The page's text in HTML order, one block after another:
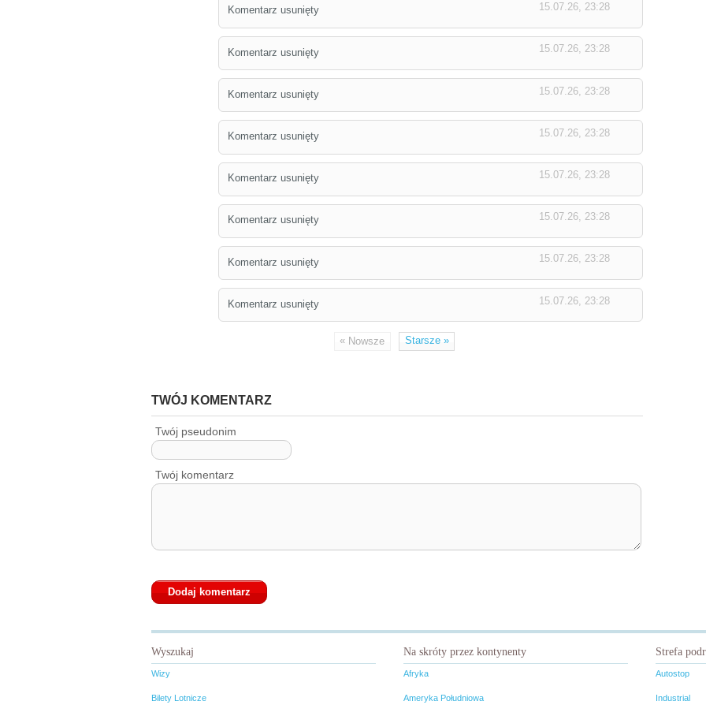
15.07.26, 23:28
Komentarz usunięty
15.07.26, 23:28
Komentarz usunięty
15.07.26, 23:28
Komentarz usunięty
15.07.26, 23:28
Komentarz usunięty
15.07.26, 23:28
Komentarz usunięty
15.07.26, 23:28
Komentarz usunięty
15.07.26, 23:28
Komentarz usunięty
15.07.26, 23:28
Komentarz usunięty
« Nowsze Starsze»
TWÓJ KOMENTARZ
Twój pseudonim
Twój komentarz
Wyszukaj
Wizy
Bilety Lotnicze
Na skróty przez kontynenty
Afryka
Ameryka Południowa
Strefa
Autostop
Industrial